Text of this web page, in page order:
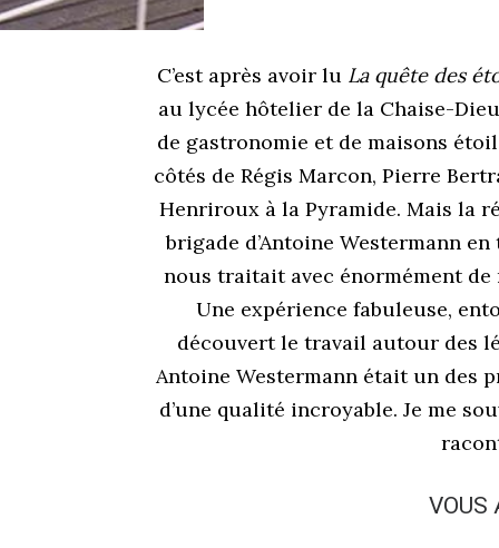
C’est après avoir lu La quête des
au lycée hôtelier de la Chaise-
de gastronomie et de maisons
côtés de Régis Marcon, Pierre
Henriroux à la Pyramide. Mais la
brigade d’Antoine Westermann
nous traitait avec énormément
Une expérience fabuleuse,
découvert le travail autour des
Antoine Westermann était un des
d’une qualité incroyable. Je me
VOUS